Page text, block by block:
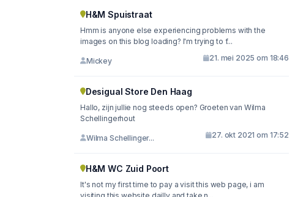
H&M Spuistraat
Hmm is anyone else experiencing problems with the
images on this blog loading? I'm trying to f...
Mickey 21. mei 2025 om 18:46
Desigual Store Den Haag
Hallo, zijn jullie nog steeds open? Groeten van Wilma
Schellingerhout
Wilma Schellinger... 27. okt 2021 om 17:52
H&M WC Zuid Poort
It's not my first time to pay a visit this web page, i am